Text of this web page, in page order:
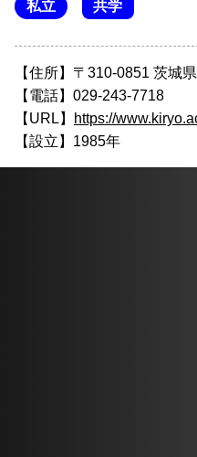
私立 共学
【住所】〒310-0851 茨城
【電話】029-243-7718
【URL】
https://
【設立】1985年